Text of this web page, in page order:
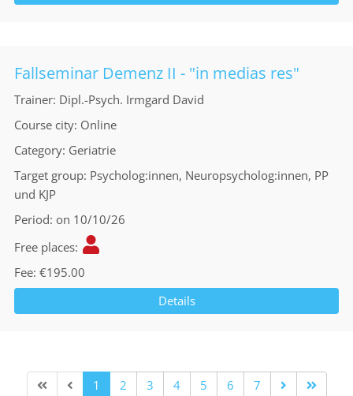
Fallseminar Demenz II - "in medias res"
Trainer Dipl.-Psych. Irmgard David
Course city Online
Category Geriatrie
Target group Psycholog:innen, Neuropsycholog:innen, PP
und KJP
Period on 10/10/26
Free places
Fee €195.00
Details
1 2 3 4 5 6 7